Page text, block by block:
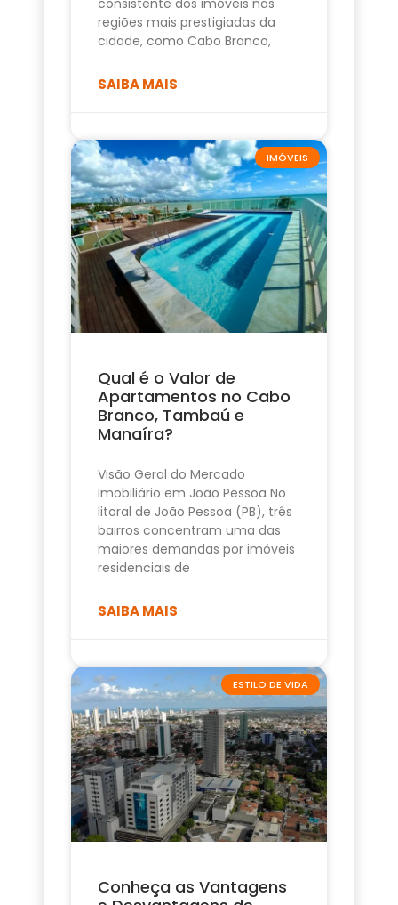
consistente dos imóveis nas
regiões mais prestigiadas da
cidade, como Cabo Branco,
SAIBA MAIS
IMÓVEIS
Qual é o Valor de
Apartamentos no Cabo
Branco, Tambaú e
Manaíra?
Visão Geral do Mercado
Imobiliário em João Pessoa No
litoral de João Pessoa (PB), três
bairros concentram uma das
maiores demandas por imóveis
residenciais de
SAIBA MAIS
ESTILO DE VIDA
Conheça as Vantagens